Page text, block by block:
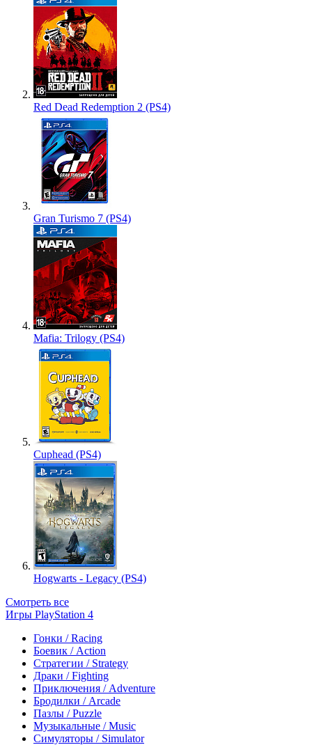
Red Dead Redemption 2 (PS4)
Gran Turismo 7 (PS4)
Mafia: Trilogy (PS4)
Cuphead (PS4)
Hogwarts - Legacy (PS4)
Смотреть все
Игры PlayStation 4
Гонки / Racing
Боевик / Action
Стратегии / Strategy
Драки / Fighting
Приключения / Adventure
Бродилки / Arcade
Пазлы / Puzzle
Музыкальные / Music
Симуляторы / Simulator